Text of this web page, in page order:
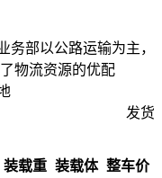
务部以公路运输为主，
物流资源的优配
发货
装载重 装载体 整车价